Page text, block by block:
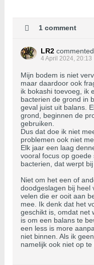
1 comment
LR2 commented
4 April 2024, 20:13
Mijn bodem is niet
maar daardoor ook
ik bokashi toevoeg, ik
bacterien de grond in
geval juist uit balans.
grond, beginnen de
gebruiken.
Dus dat doe ik niet
problemen ook niet
Elk jaar een laag
vooral focus op goede
bacterien, dat werpt
Niet om het een of
doodgeslagen bij heel
velen die er ooit aan
mee. Ik denk dat het
geschikt is, omdat net
is om een balans te
een less is more
niet binnen. Als ik
namelijk ook niet op te